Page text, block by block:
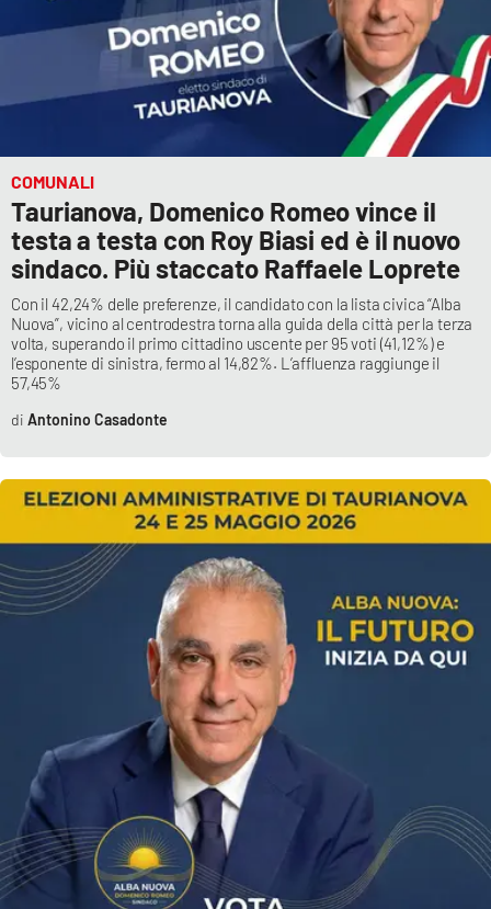
COMUNALI
Taurianova, Domenico Romeo vince il
testa a testa con Roy Biasi ed è il nuovo
sindaco. Più staccato Raffaele Loprete
Con il 42,24% delle preferenze, il candidato con la lista civica “Alba
Nuova”, vicino al centrodestra torna alla guida della città per la terza
volta, superando il primo cittadino uscente per 95 voti (41,12%) e
l’esponente di sinistra, fermo al 14,82%. L’affluenza raggiunge il
57,45%
Antonino Casadonte